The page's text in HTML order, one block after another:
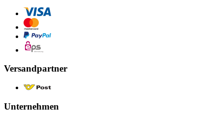
Versandpartner
Unternehmen